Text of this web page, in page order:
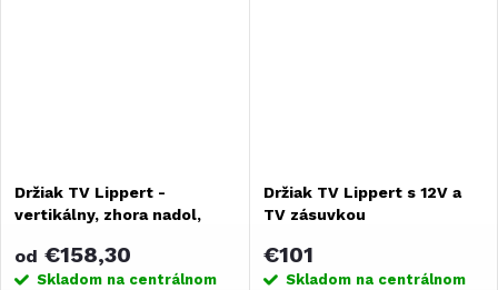
Držiak TV Lippert -
vertikálny, zhora nadol,
od €158,30
Skladom na centrálnom
Držiak TV Lippert s 12V a
TV zásuvkou
€101
Skladom na centrálnom